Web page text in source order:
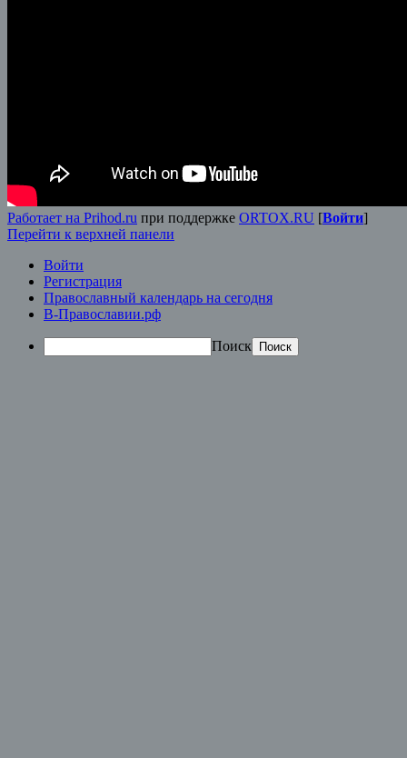
Работает на Prihod.ru при поддержке ORTOX.RU [Войти]
Перейти к верхней панели
Войти
Регистрация
Православный календарь на сегодня
В-Православии.рф
Поиск